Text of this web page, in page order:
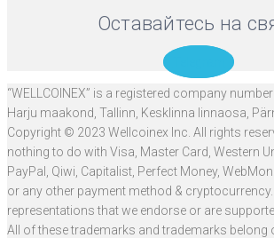
Оставайтесь на
“WELLCOINEX” is a registered company
Harju maakond, Tallinn, Kesklinna linnaosa,
Copyright © 2023 Wellcoinex Inc. All rights
nothing to do with Visa, Master Card, Western
PayPal, Qiwi, Capitalist, Perfect Money,
or any other payment method &
representations that we endorse or are
All of these trademarks and trademarks belong